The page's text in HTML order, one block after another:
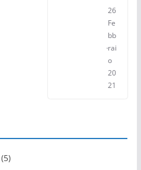
26
Fe
bb
rai
o
20
21
(5)